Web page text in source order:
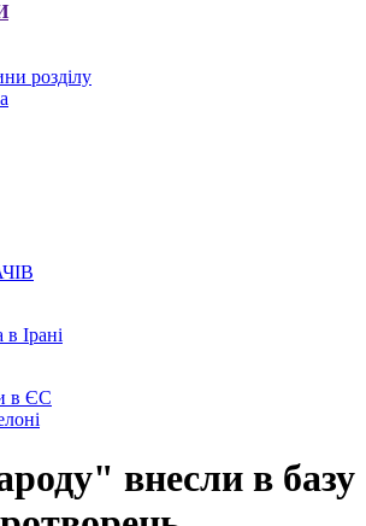
розділу
Ірані
в ЄС
внесли в базу